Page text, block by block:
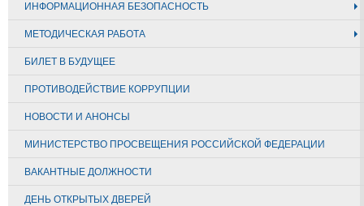
ИНФОРМАЦИОННАЯ БЕЗОПАСНОСТЬ
МЕТОДИЧЕСКАЯ РАБОТА
БИЛЕТ В БУДУЩЕЕ
ПРОТИВОДЕЙСТВИЕ КОРРУПЦИИ
НОВОСТИ И АНОНСЫ
МИНИСТЕРСТВО ПРОСВЕЩЕНИЯ РОССИЙСКОЙ ФЕДЕРАЦИИ
ВАКАНТНЫЕ ДОЛЖНОСТИ
ДЕНЬ ОТКРЫТЫХ ДВЕРЕЙ